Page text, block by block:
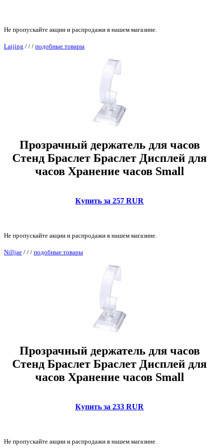
Не пропускайте акции и распродажи в нашем магазине.
Laijing / / / подобные товары
Прозрачный держатель для часов
Стенд Браслет Браслет Дисплей для
часов Хранение часов Small
Купить за 257 RUR
Не пропускайте акции и распродажи в нашем магазине.
Nilljae / / / подобные товары
Прозрачный держатель для часов
Стенд Браслет Браслет Дисплей для
часов Хранение часов Small
Купить за 233 RUR
Не пропускайте акции и распродажи в нашем магазине.